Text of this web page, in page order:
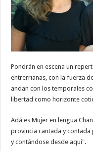
Pondrán en escena un
entrerrianas, con la fuerza
andan con los temporales
libertad como horizonte
Adá es Mujer en lengua
provincia cantada y contada
y contándose desde aquí".